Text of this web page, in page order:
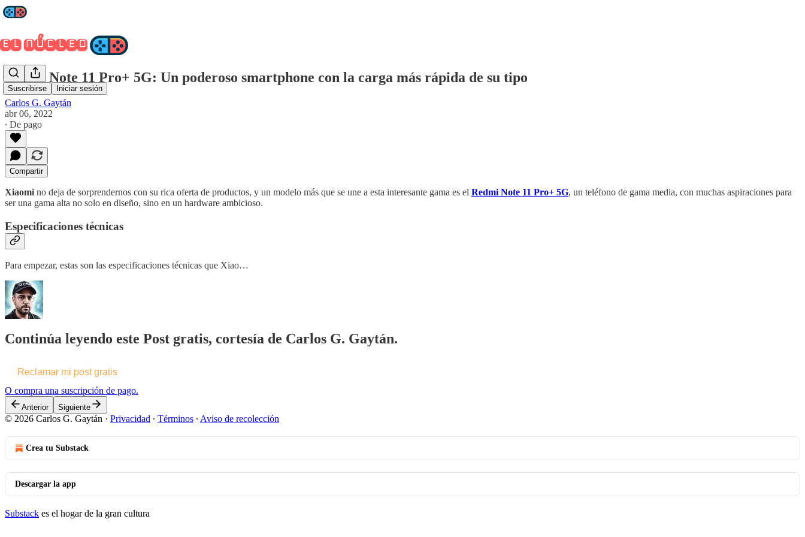
Suscribirse Iniciar sesión
Redmi Note 11 Pro+ 5G: Un poderoso smartphone con la carga más rápida de su tipo
Carlos G. Gaytán
abr 06, 2022
∙ De pago
Compartir
Xiaomi no deja de sorprendernos con su rica oferta de productos, y un modelo más que se une a esta interesante gama es el Redmi Note 11 Pro+ 5G, un teléfono de gama media, con muchas aspiraciones para
ser una gama alta no solo en diseño, sino en un hardware ambicioso.
Especificaciones técnicas
Para empezar, estas son las especificaciones técnicas que Xiao…
Continúa leyendo este Post gratis, cortesía de Carlos G. Gaytán.
Reclamar mi post gratis
O compra una suscripción de pago.
Anterior Siguiente
© 2026 Carlos G. Gaytán · Privacidad ∙ Términos ∙ Aviso de recolección
Crea tu Substack
Descargar la app
Substack es el hogar de la gran cultura